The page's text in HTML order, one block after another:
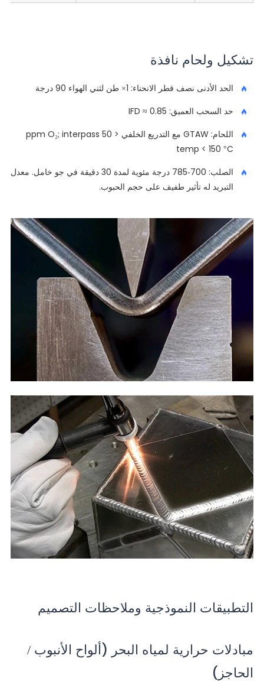
تشكيل ولحام نافذة
الحد الأدنى نصف قطر الانحناء: 1× طن لثني الهواء 90 درجة
حد السحب العميق: IFD ≈ 0.85
اللحام: GTAW مع التدريع الخلفي < 50 ppm O₂; interpass
temp < 150 °C
الصلب: 700-785 درجة مئوية لمدة 30 دقيقة في جو خامل. معدل
التبريد له تأثير طفيف على حجم الحبوب.
التطبيقات النموذجية وملاحظات التصميم
مبادلات حرارية لمياه البحر (ألواح الأنبوب /
الحاجز)